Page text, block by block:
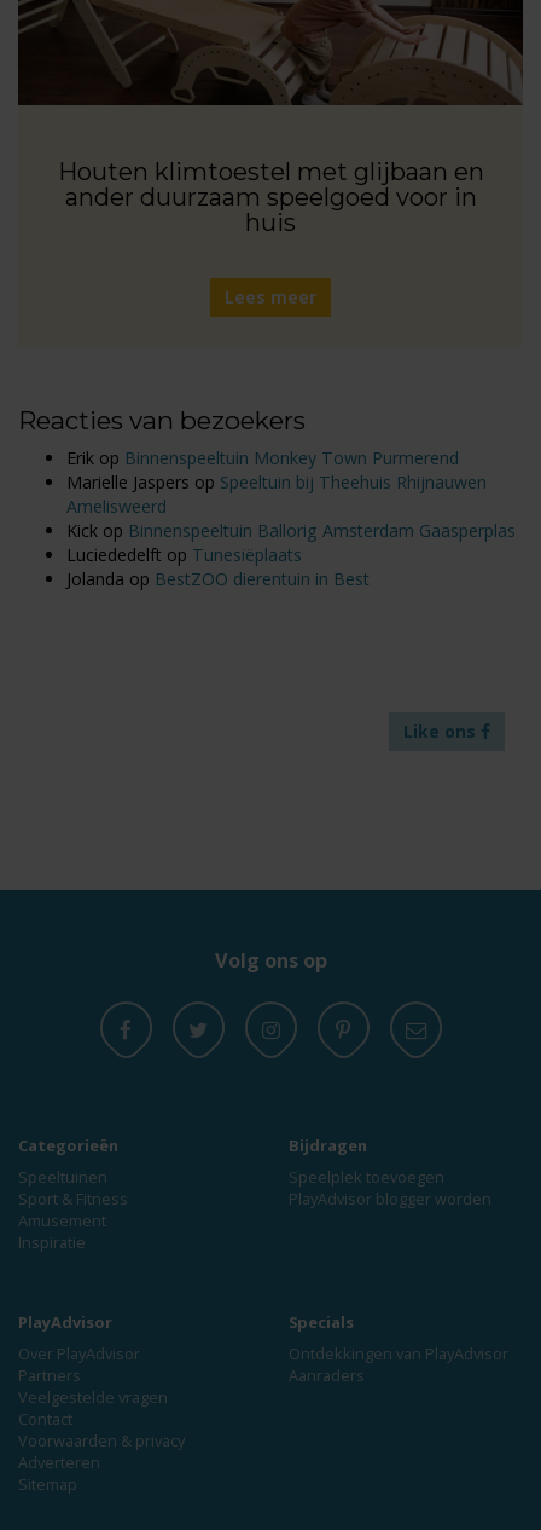
Houten klimtoestel met glijbaan en
ander duurzaam speelgoed voor in
huis
Lees meer
Reacties van bezoekers
Erik op Binnenspeeltuin Monkey Town Purmerend
Marielle Jaspers op Speeltuin bij Theehuis Rhijnauwen
Amelisweerd
Kick op Binnenspeeltuin Ballorig Amsterdam Gaasperplas
Luciededelft op Tunesiëplaats
Jolanda op BestZOO dierentuin in Best
Like ons
Volg ons op
Categorieën
Speeltuinen
Sport & Fitness
Amusement
Inspiratie
Bijdragen
Speelplek toevoegen
PlayAdvisor blogger worden
PlayAdvisor
Over PlayAdvisor
Partners
Veelgestelde vragen
Contact
Voorwaarden & privacy
Adverteren
Sitemap
Specials
Ontdekkingen van PlayAdvisor
Aanraders